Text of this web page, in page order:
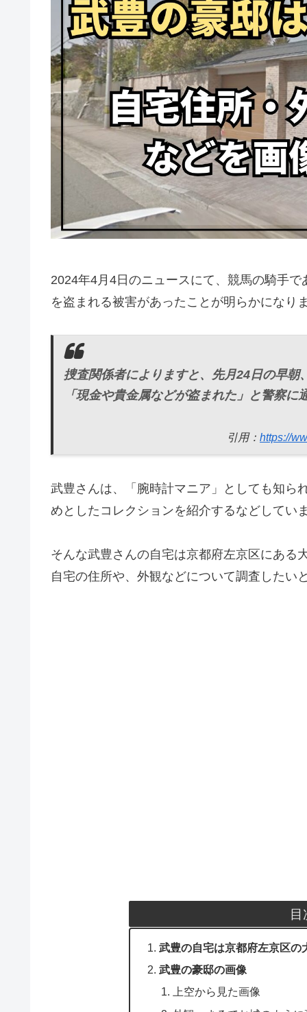
2024年4月4日のニュースにて、競馬の騎手
を盗まれる被害があったことが明らかになり
捜査関係者によりますと、先月24日の早
「現金や貴金属などが盗まれた」と警察に
引用： https://
武豊さんは、「腕時計マニア」としても知ら
めとしたコレクションを紹介するなどしてい
そんな武豊さんの自宅は京都府左京区にある
自宅の住所や、外観などについて調査したい
目
武豊の自宅は京都府左京区の
武豊の豪邸の画像
上空から見た画像